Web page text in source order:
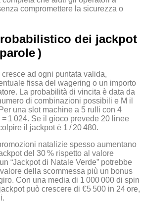
compromettere la sicurezza o
dei jackpot
)
ad ogni puntata valida,
fissa del wagering o un importo
La probabilità di vincita è data da
di combinazioni possibili e M il
una slot machine a 5 rulli con 4
1 024. Se il gioco prevede 20 linee
il jackpot è 1 / 20 480.
natalizie spesso aumentano
del 30 % rispetto al valore
“Jackpot di Natale Verde” potrebbe
della scommessa più un bonus
Con una media di 1 000 000 di spin
può crescere di €5 500 in 24 ore,